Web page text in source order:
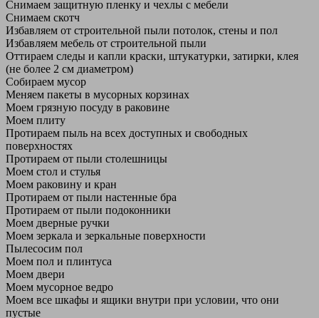
Снимаем защитную пленку и чехлы с мебели
Снимаем скотч
Избавляем от строительной пыли потолок, стены и пол
Избавляем мебель от строительной пыли
Оттираем следы и капли краски, штукатурки, затирки, клея
(не более 2 см диаметром)
Собираем мусор
Меняем пакеты в мусорных корзинах
Моем грязную посуду в раковине
Моем плиту
Протираем пыль на всех доступных и свободных
поверхностях
Протираем от пыли столешницы
Моем стол и стулья
Моем раковину и кран
Протираем от пыли настенные бра
Протираем от пыли подоконники
Моем дверные ручки
Моем зеркала и зеркальные поверхности
Пылесосим пол
Моем пол и плинтуса
Моем двери
Моем мусорное ведро
Моем все шкафы и ящики внутри при условии, что они
пустые